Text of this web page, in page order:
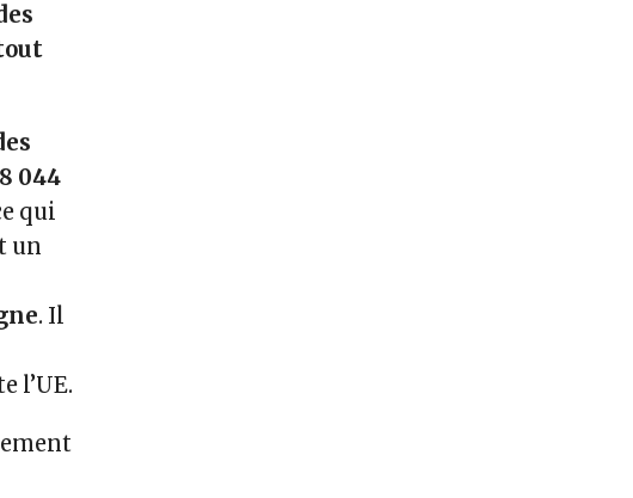
044
qui
un
. Il
l’UE.